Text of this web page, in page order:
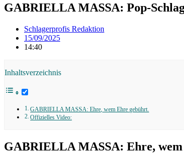
GABRIELLA MASSA: Pop-
Schlagerprofis Redaktion
15/09/2025
14:40
Inhaltsverzeichnis
GABRIELLA MASSA: Ehre, wem Ehre gebührt.
Offizielles Video:
GABRIELLA MASSA: Ehre,